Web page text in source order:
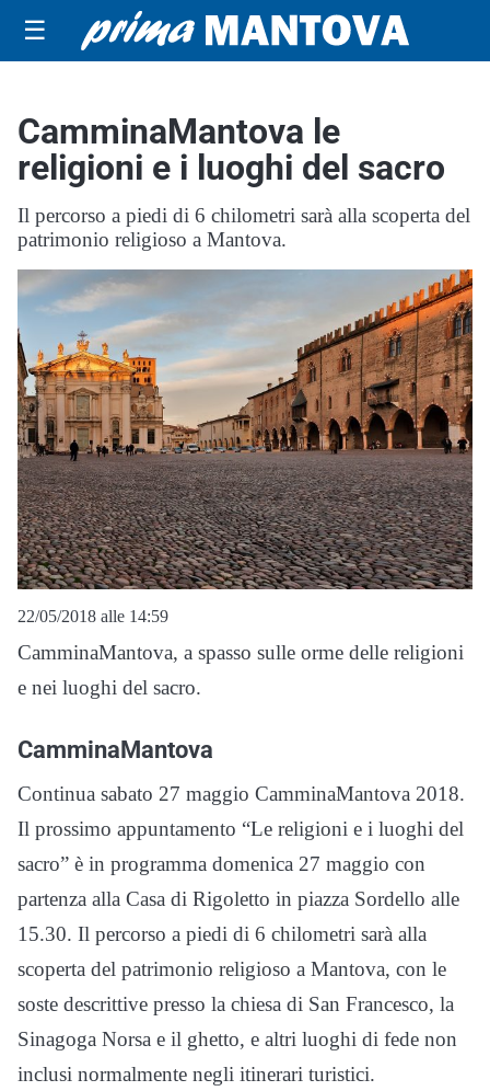
☰
CamminaMantova le
religioni e i luoghi del sacro
Il percorso a piedi di 6 chilometri sarà alla scoperta del
patrimonio religioso a Mantova.
22/05/2018 alle 14:59
CamminaMantova, a spasso sulle orme delle religioni
e nei luoghi del sacro.
CamminaMantova
Continua sabato 27 maggio CamminaMantova 2018.
Il prossimo appuntamento “Le religioni e i luoghi del
sacro” è in programma domenica 27 maggio con
partenza alla Casa di Rigoletto in piazza Sordello alle
15.30. Il percorso a piedi di 6 chilometri sarà alla
scoperta del patrimonio religioso a Mantova, con le
soste descrittive presso la chiesa di San Francesco, la
Sinagoga Norsa e il ghetto, e altri luoghi di fede non
inclusi normalmente negli itinerari turistici.